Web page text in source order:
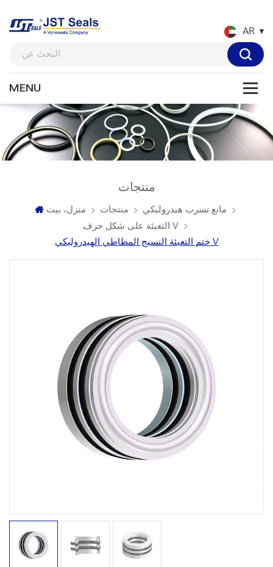
AR
منتجات
منزل، بيت منتجات
مانع تسرب هيدروليكي
التعبئة على شكل حرف V
ختم التعبئة النسيج المطاطي الهيدروليكي V